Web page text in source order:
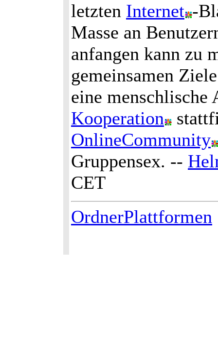
letzten Internet -
Masse an
anfangen kann zu
gemeinsamen
eine menschlische
Kooperation
OnlineCommunity
Gruppensex. --
CET
OrdnerPlattformen